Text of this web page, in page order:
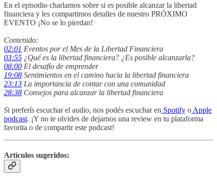
En el episodio charlamos sobre si es posible alcanzar la libertad
financiera y les compartimos detalles de nuestro PRÓXIMO
EVENTO ¡No se lo pierdan!
Contenido:
02:01 Eventos por el Mes de la Libertad Financiera
03:55 ¿Qué es la libertad financiera? ¿Es posible alcanzarla?
08:00 El desafío de emprender
19:08 Sentimientos en el camino hacia la libertad financiera
23:13 La importancia de contar con una comunidad
28:38 Consejos para alcanzar la libertad financiera
Si preferís escuchar el audio, nos podés escuchar en Spotify o Apple
podcast. ¡Y no te olvides de dejarnos una review en tu plataforma
favorita o de compartir este podcast!
Artículos sugeridos: